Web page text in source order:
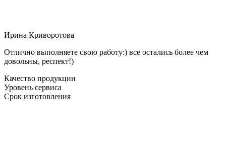
Ирина Криворотова
Отлично выполняете свою работу:) все остались более чем
довольны, респект!)
Качество продукции
Уровень сервиса
Срок изготовления